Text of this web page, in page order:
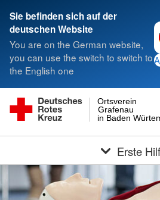
Sie befinden sich auf der
deutschen Website
You are on the German website,
you can use the switch to switch to
the English one
in Baden
Grafenau
Ortsverein
Erste